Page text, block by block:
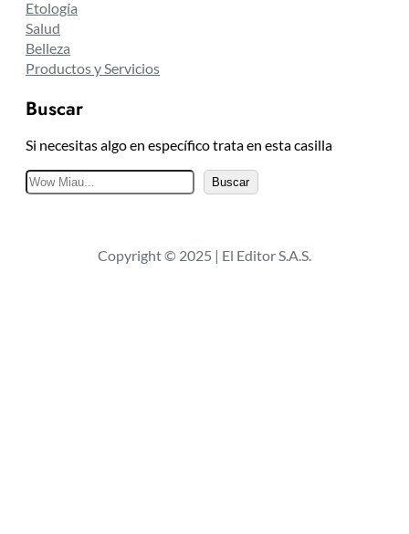
Etología
Salud
Belleza
Productos y Servicios
Buscar
Si necesitas algo en específico trata en esta casilla
u
a
Buscar
Copyright © 2025 | El Editor S.A.S.